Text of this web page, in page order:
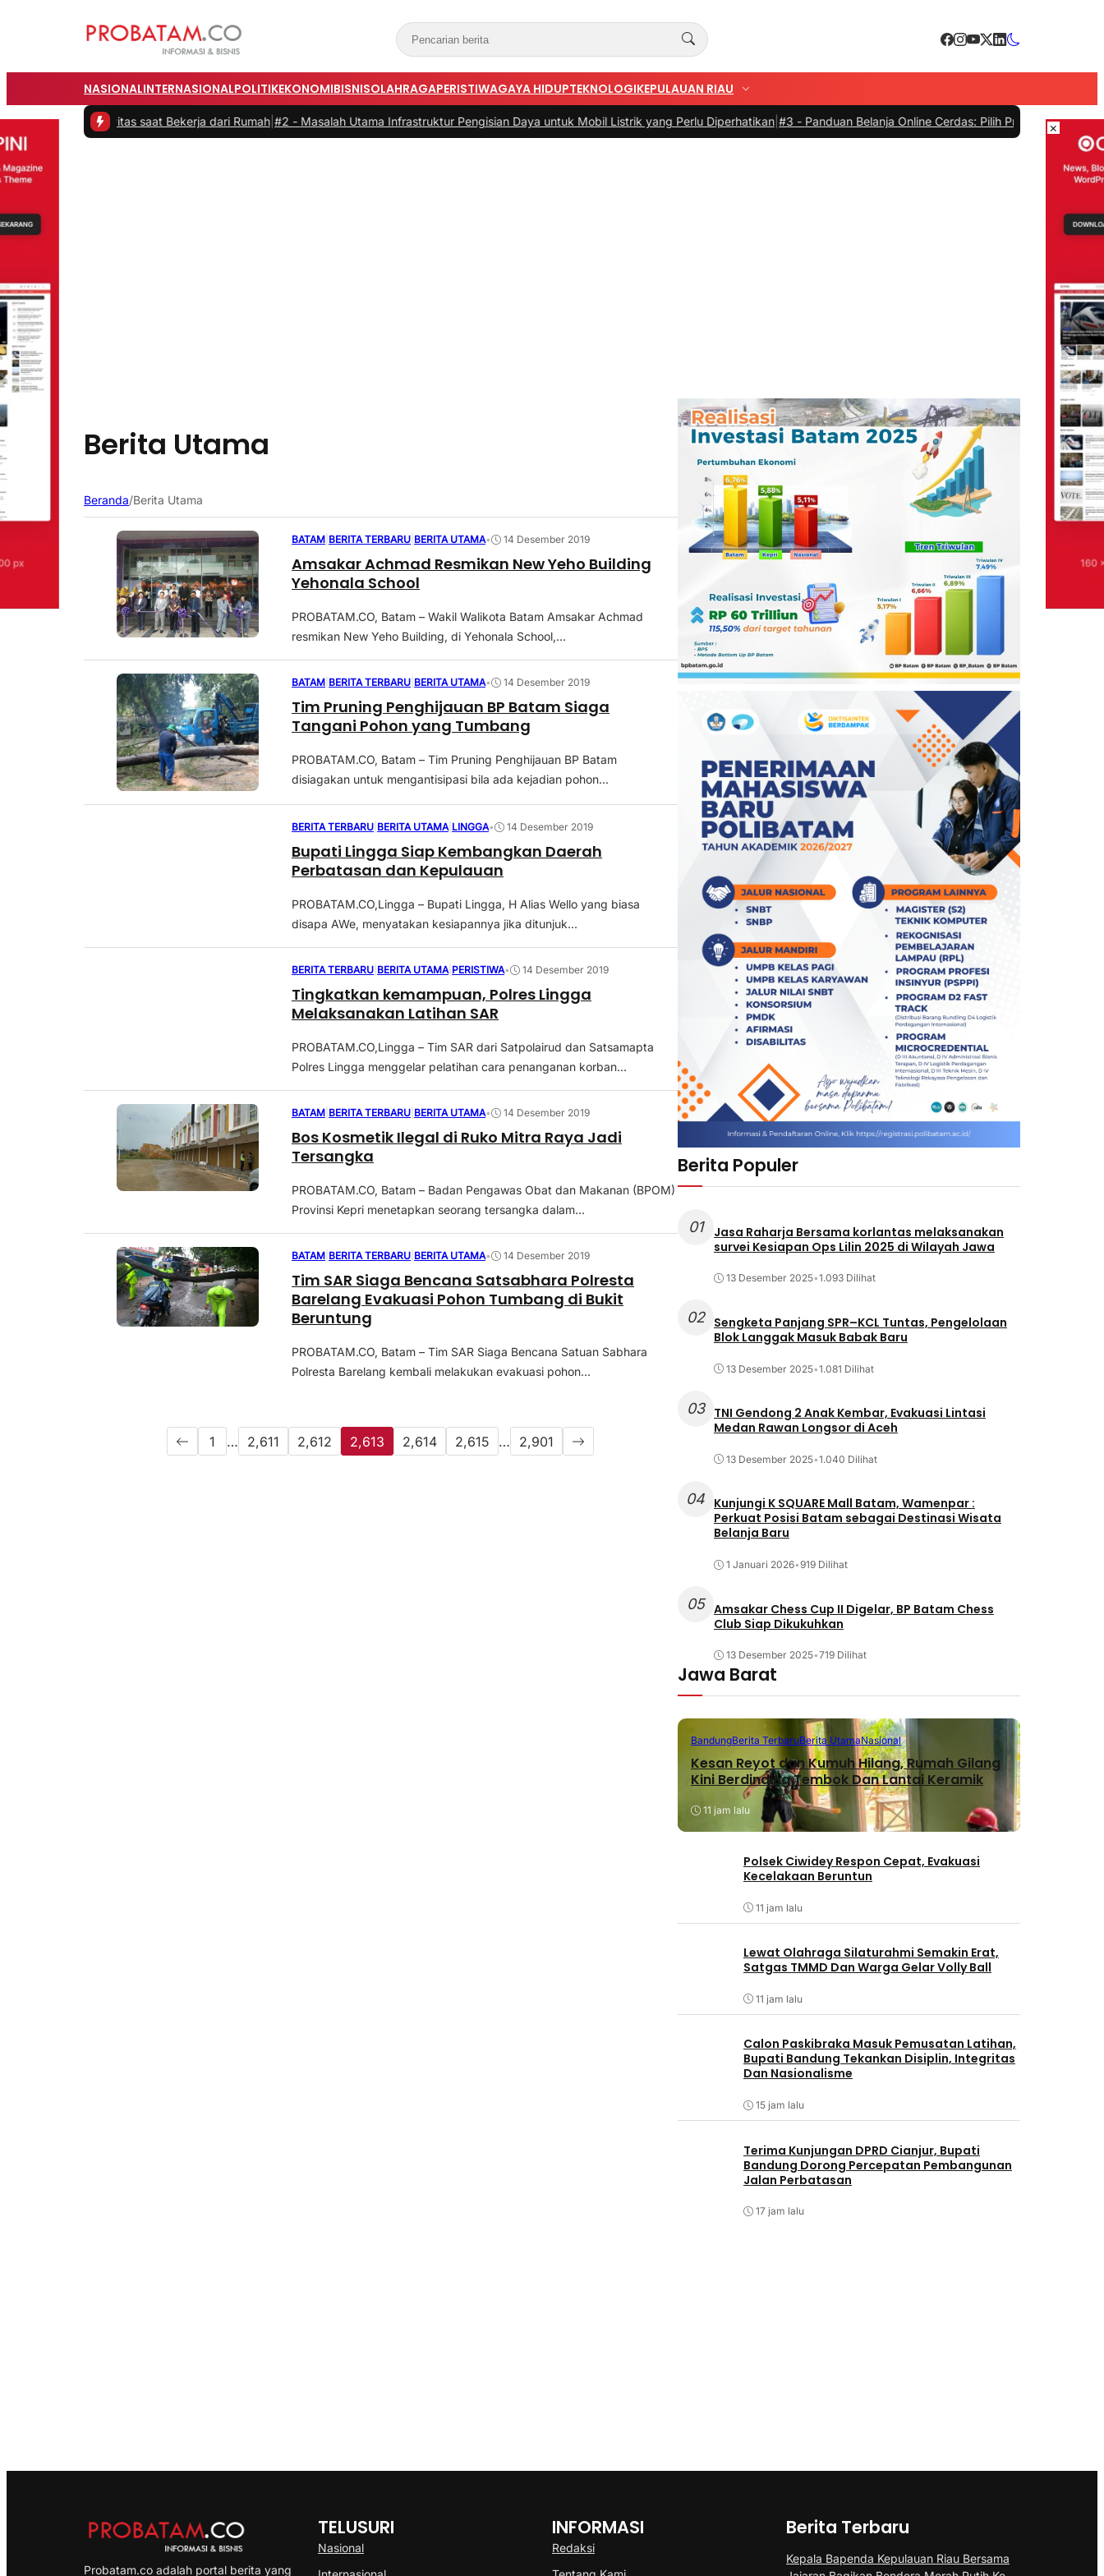
NASIONALINTERNASIONALPOLITIKEKONOMIBISNISOLAHRAGAPERISTIWAGAYA HIDUPTEKNOLOGIKEPULAUAN RIAU
Produktivitas saat Bekerja dari Rumah|#2 -Masalah Utama Infrastruktur Pengisian Daya untuk Mobil Listrik yang Perlu Diperhatikan|#3 -Panduan Belanja Online Cerdas: Pilih Produk dengan Bijak dan
Berita Utama
Beranda/Berita Utama
BATAM BERITA TERBARU BERITA UTAMA• 14 Desember 2019
Amsakar Achmad Resmikan New Yeho Building
Yehonala School
PROBATAM.CO, Batam – Wakil Walikota Batam Amsakar Achmad
resmikan New Yeho Building, di Yehonala School,...
BATAM BERITA TERBARU BERITA UTAMA• 14 Desember 2019
Tim Pruning Penghijauan BP Batam Siaga
Tangani Pohon yang Tumbang
PROBATAM.CO, Batam – Tim Pruning Penghijauan BP Batam
disiagakan untuk mengantisipasi bila ada kejadian pohon...
BERITA TERBARU BERITA UTAMA LINGGA• 14 Desember 2019
Bupati Lingga Siap Kembangkan Daerah
Perbatasan dan Kepulauan
PROBATAM.CO,Lingga – Bupati Lingga, H Alias Wello yang biasa
disapa AWe, menyatakan kesiapannya jika ditunjuk...
BERITA TERBARU BERITA UTAMA PERISTIWA• 14 Desember 2019
Tingkatkan kemampuan, Polres Lingga
Melaksanakan Latihan SAR
PROBATAM.CO,Lingga – Tim SAR dari Satpolairud dan Satsamapta
Polres Lingga menggelar pelatihan cara penanganan korban...
BATAM BERITA TERBARU BERITA UTAMA• 14 Desember 2019
Bos Kosmetik Ilegal di Ruko Mitra Raya Jadi
Tersangka
PROBATAM.CO, Batam – Badan Pengawas Obat dan Makanan (BPOM)
Provinsi Kepri menetapkan seorang tersangka dalam...
BATAM BERITA TERBARU BERITA UTAMA• 14 Desember 2019
Tim SAR Siaga Bencana Satsabhara Polresta
Barelang Evakuasi Pohon Tumbang di Bukit
Beruntung
PROBATAM.CO, Batam – Tim SAR Siaga Bencana Satuan Sabhara
Polresta Barelang kembali melakukan evakuasi pohon...
1 … 2,611 2,612 2,613 2,614 2,615 … 2,901
Berita Populer
01
Jasa Raharja Bersama korlantas melaksanakan
survei Kesiapan Ops Lilin 2025 di Wilayah Jawa
13 Desember 2025•1.093 Dilihat
02
Sengketa Panjang SPR–KCL Tuntas, Pengelolaan
Blok Langgak Masuk Babak Baru
13 Desember 2025•1.081 Dilihat
03
TNI Gendong 2 Anak Kembar, Evakuasi Lintasi
Medan Rawan Longsor di Aceh
13 Desember 2025•1.040 Dilihat
04 Kunjungi K SQUARE Mall Batam, Wamenpar :
Perkuat Posisi Batam sebagai Destinasi Wisata
Belanja Baru
1 Januari 2026•919 Dilihat
05 Amsakar Chess Cup II Digelar, BP Batam Chess
Club Siap Dikukuhkan
13 Desember 2025•719 Dilihat
Jawa Barat
BandungBerita TerbaruBerita UtamaNasional
Kesan Reyot dan Kumuh Hilang, Rumah Gilang
Kini Berdinding Tembok Dan Lantai Keramik
11 jam lalu
Polsek Ciwidey Respon Cepat, Evakuasi
Kecelakaan Beruntun
11 jam lalu
Lewat Olahraga Silaturahmi Semakin Erat,
Satgas TMMD Dan Warga Gelar Volly Ball
11 jam lalu
Calon Paskibraka Masuk Pemusatan Latihan,
Bupati Bandung Tekankan Disiplin, Integritas
Dan Nasionalisme
15 jam lalu
Terima Kunjungan DPRD Cianjur, Bupati
Bandung Dorong Percepatan Pembangunan
Jalan Perbatasan
17 jam lalu
Probatam.co adalah portal berita yang
TELUSURI
Nasional
INFORMASI
Redaksi
Berita Terbaru
Kepala Bapenda Kepulauan Riau Bersama
×